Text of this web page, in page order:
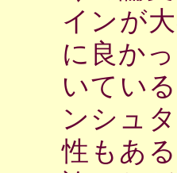
インが
に良か
いてい
ンシュ
性もあ